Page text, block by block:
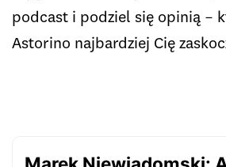
podcast i podziel się opinią –
Astorino najbardziej Cię